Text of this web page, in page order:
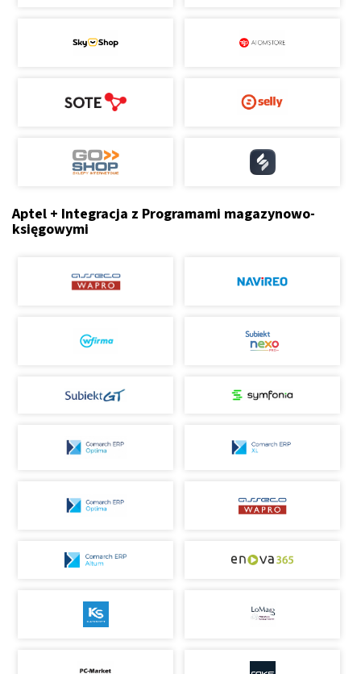
Aptel + Integracja z Programami magazynowo-
księgowymi